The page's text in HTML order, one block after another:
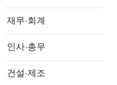
재무·회계
인사·총무
건설·제조